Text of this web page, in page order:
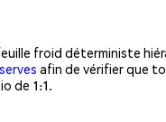
froid déterministe
afin de vérifier que
de 1:1.